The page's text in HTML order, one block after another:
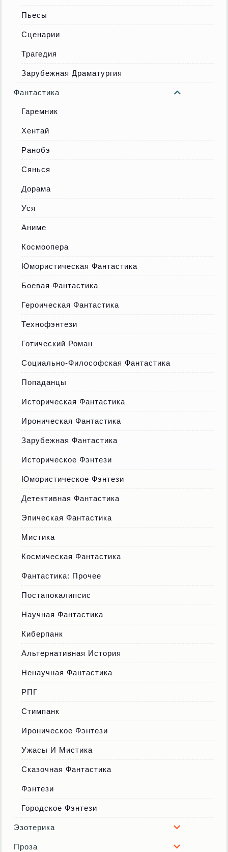
Пьесы
Сценарии
Трагедия
Зарубежная Драматургия
Фантастика
Гаремник
Хентай
Ранобэ
Сянься
Дорама
Уся
Аниме
Космоопера
Юмористическая Фантастика
Боевая Фантастика
Героическая Фантастика
Технофэнтези
Готический Роман
Социально-Философская Фантастика
Попаданцы
Историческая Фантастика
Ироническая Фантастика
Зарубежная Фантастика
Историческое Фэнтези
Юмористическое Фэнтези
Детективная Фантастика
Эпическая Фантастика
Мистика
Космическая Фантастика
Фантастика: Прочее
Постапокалипсис
Научная Фантастика
Киберпанк
Альтернативная История
Ненаучная Фантастика
РПГ
Стимпанк
Ироническое Фэнтези
Ужасы И Мистика
Сказочная Фантастика
Фэнтези
Городское Фэнтези
Эзотерика
Проза